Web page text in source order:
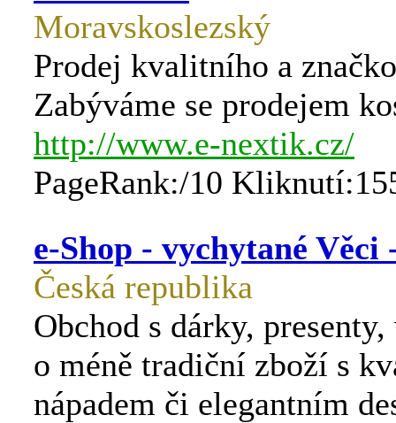
Moravskoslezský
Prodej kvalitního a
Zabýváme se prodejem
http://www.e-nextik.cz/
PageRank:/10
e-Shop - vychytané
Česká republika
Obchod s dárky,
o méně tradiční zboží s
nápadem či elegantním